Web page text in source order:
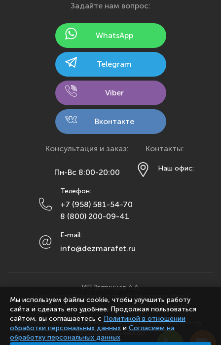
Йошкар-Ола
Калининград
Кемерово
Кострома
Краснодар
Красноярск
Махачкала
Москва
Набережные Челны
Нижний Новгород
Новосибирск
Орел
Оренбург
Пенза
Задайте нам вопрос:
WhatsApp
Telegram
Viber
Вконтакте
Консультация и заказ:
Пн-Вс 8:00-20:00
Телефон:
+7 (958) 581-54-70
8 (800) 200-09-41
E-mail:
info@dezmarafet.ru
Контакты:
Наш офис:
ИП Звягинцев А.А.
ИНН 463244536009, ОГРН 317463200043254
© 2007-2026 Служба дезинфекции МАРАФЕТ
Политика конфиденциальности ·Согласие на обработку
персональных данных
Мы используем файлы cookie, чтобы улучшить работу
сайта и сделать его удобнее. Продолжая пользоваться
сайтом, вы соглашаетесь с Политикой в отношении
обработки персональных данных и Согласием на
обработку персональных данных